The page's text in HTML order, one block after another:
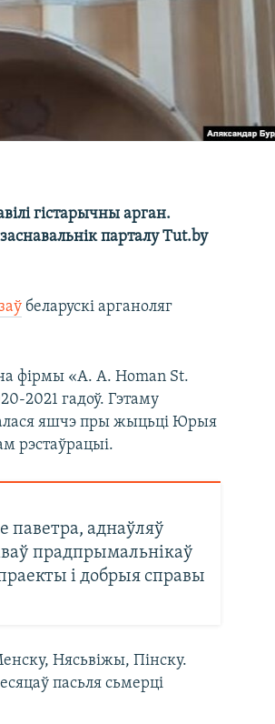
гістарычны арган.
парталу Tut.by
беларускі арганоляг
фірмы «A. A. Homan St.
2021 гадоў. Гэтаму
яшчэ пры жыцьці Юрыя
рэстаўрацыі.
паветра, аднаўляў
прадпрымальнікаў
і добрыя справы
Нясьвіжы, Пінску.
пасьля сьмерці